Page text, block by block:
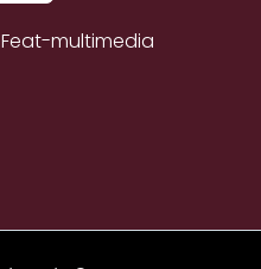
multimedia